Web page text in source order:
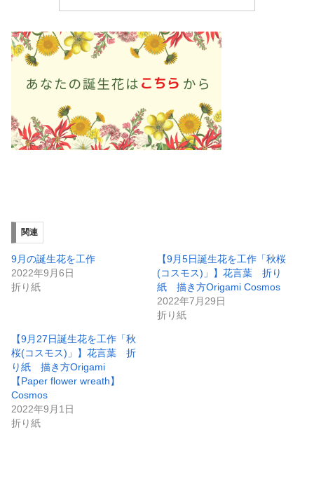
関連
9月の誕生花を工作
2022年9月6日
折り紙
【9月5日誕生花を工作「秋桜
(コスモス)」】花言葉 折り
紙 描き方Origami Cosmos
2022年7月29日
折り紙
【9月27日誕生花を工作「秋
桜(コスモス)」】花言葉 折
り紙 描き方Origami
【Paper flower wreath】
Cosmos
2022年9月1日
折り紙